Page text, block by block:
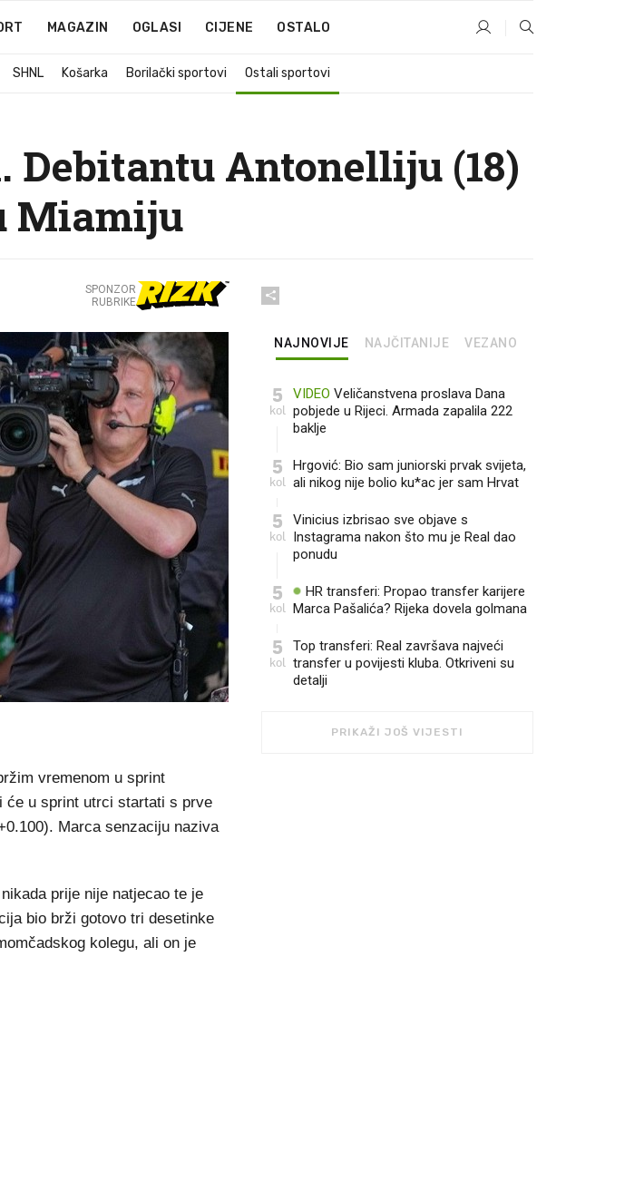
MAGAZIN OGLASI CIJENE OSTALO
SHNL Košarka Borilački sportovi Ostali sportovi
Debitantu Antonelliju (18)
Miamiju
SPONZOR
RUBRIKE
vremenom u sprint
će u sprint utrci startati s prve
Marca senzaciju naziva
prije nije natjecao te je
bio brži gotovo tri desetinke
kolegu, ali on je
NAJNOVIJE NAJČITANIJE VEZANO
5
kol
VIDEO Veličanstvena proslava Dana
pobjede u Rijeci. Armada zapalila 222
baklje
5
kol
Hrgović: Bio sam juniorski prvak svijeta,
ali nikog nije bolio ku*ac jer sam Hrvat
5
kol
Vinicius izbrisao sve objave s
Instagrama nakon što mu je Real dao
ponudu
5
kol
HR transferi: Propao transfer karijere
Marca Pašalića? Rijeka dovela golmana
5
kol
Top transferi: Real završava najveći
transfer u povijesti kluba. Otkriveni su
detalji
PRIKAŽI JOŠ VIJESTI